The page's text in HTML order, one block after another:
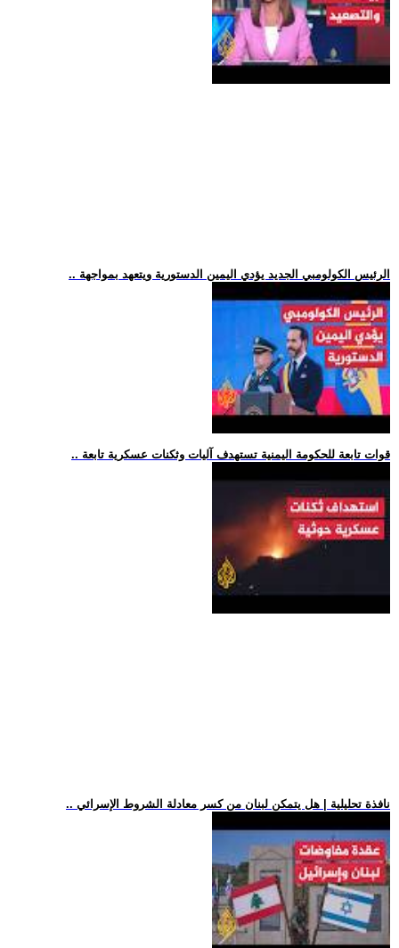
.. الرئيس الكولومبي الجديد يؤدي اليمين الدستورية ويتعهد بمواجهة
.. قوات تابعة للحكومة اليمنية تستهدف آليات وثكنات عسكرية تابعة
.. نافذة تحليلية | هل يتمكن لبنان من كسر معادلة الشروط الإسرائي